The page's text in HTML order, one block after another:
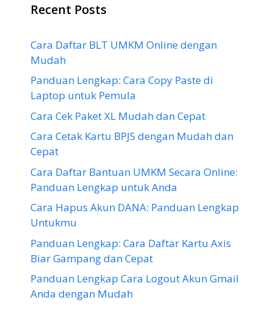
Recent Posts
Cara Daftar BLT UMKM Online dengan
Mudah
Panduan Lengkap: Cara Copy Paste di
Laptop untuk Pemula
Cara Cek Paket XL Mudah dan Cepat
Cara Cetak Kartu BPJS dengan Mudah dan
Cepat
Cara Daftar Bantuan UMKM Secara Online:
Panduan Lengkap untuk Anda
Cara Hapus Akun DANA: Panduan Lengkap
Untukmu
Panduan Lengkap: Cara Daftar Kartu Axis
Biar Gampang dan Cepat
Panduan Lengkap Cara Logout Akun Gmail
Anda dengan Mudah